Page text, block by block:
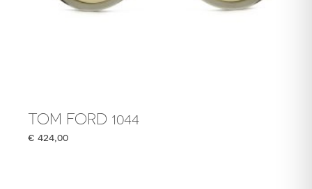
TOM FORD 1044
€ 424,00